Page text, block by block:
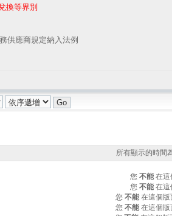
換等界別
供應商規定納入法例
所有顯示的時間
您 不能 在這
您 不能 在這
您 不能 在這個版
您 不能 在這個版